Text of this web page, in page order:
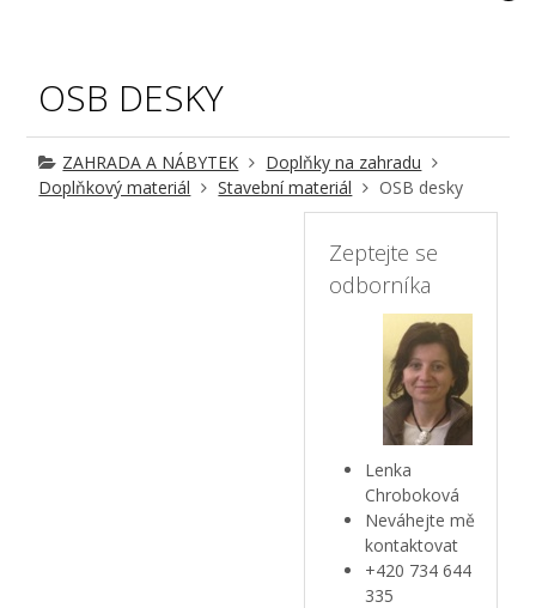
OSB DESKY
ZAHRADA A NÁBYTEK
Doplňky na zahradu
Doplňkový materiál
Stavební materiál OSB desky
Zeptejte se
odborníka
Lenka
Chroboková
Neváhejte mě
kontaktovat
+420 734 644
335